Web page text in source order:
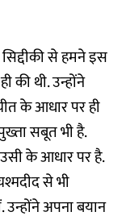
से हमने इस
की थी. उन्होंने
के आधार पर ही
सबूत भी है.
उसी के आधार पर है.
से भी
अपना बयान